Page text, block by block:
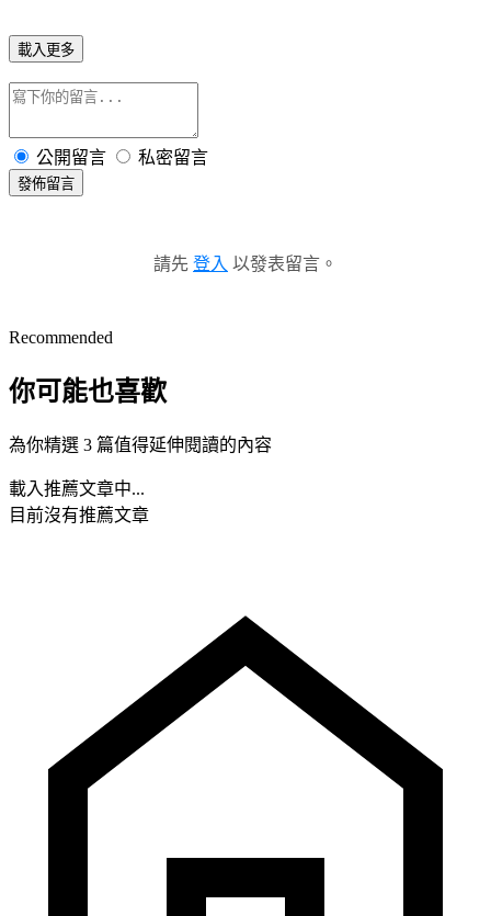
載入更多
公開留言 私密留言
發佈留言
請先 登入 以發表留言。
Recommended
你可能也喜歡
為你精選 3 篇值得延伸閱讀的內容
載入推薦文章中...
目前沒有推薦文章